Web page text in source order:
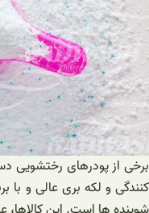
برخی از پودرهای رختشویی
کنندگی و لکه بری عالی و با